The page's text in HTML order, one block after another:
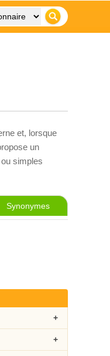
et, lorsque
un
simples
Synonymes